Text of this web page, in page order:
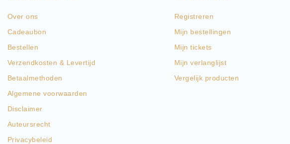
Over ons
Cadeaubon
Bestellen
Verzendkosten & Levertijd
Betaalmethoden
Algemene voorwaarden
Disclaimer
Auteursrecht
Privacybeleid
Registreren
Mijn bestellingen
Mijn tickets
Mijn verlanglijst
Vergelijk producten